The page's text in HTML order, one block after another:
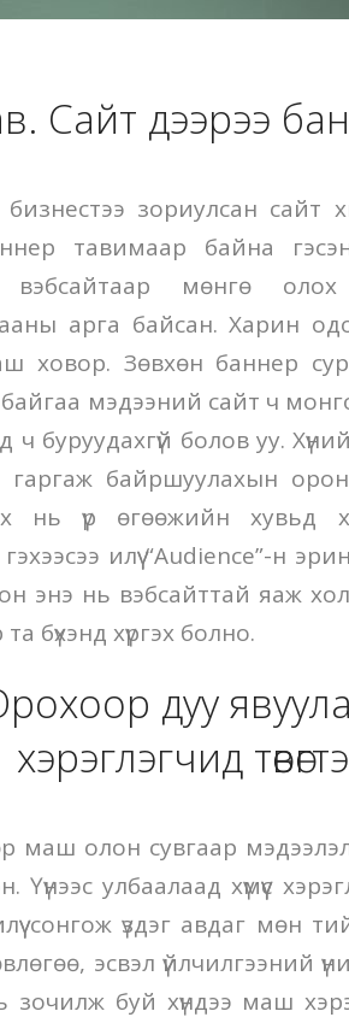
Сайт дээрээ
бизнестээ зориулсан
тавимаар байна гэсэн
вэбсайтаар мөнгө
арга байсан. Харин
ховор. Зөвхөн баннер
мэдээний сайт ч
ч буруудахгүй болов уу.
байршуулахын оронд
нь үр өгөөжийн хувьд
илүү “Audience”-н
энэ нь вэбсайттай яаж
бүхэнд хүргэх болно.
дуу
хэрэглэгчид
маш олон сувгаар
Үүнээс улбаалаад хүмүүс
сонгож үздэг авдаг мөн
эсвэл үйлчилгээний
зочилж буй хүндээ маш